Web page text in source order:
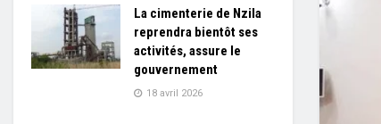
La cimenterie de Nzila
reprendra bientôt ses
activités, assure le
gouvernement
18 avril 2026